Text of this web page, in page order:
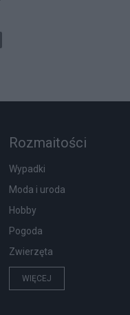
Rozmaitości
Wypadki
Moda i uroda
Hobby
Pogoda
Zwierzęta
WIĘCEJ